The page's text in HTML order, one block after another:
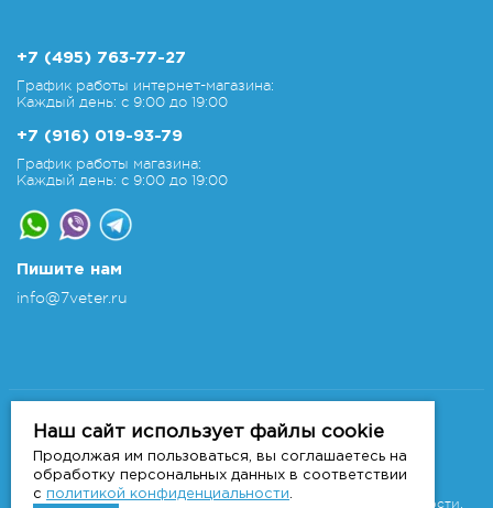
+7 (495) 763-77-27
График работы интернет-магазина:
Каждый день: с 9:00 до 19:00
+7 (916) 019-93-79
График работы магазина:
Каждый день: с 9:00 до 19:00
Пишите нам
info@7veter.ru
Интернет-магазин "На Семи Ветрах". Все права
Информация не является публичной офертой, которая
определяется
положениями Статьи 437 ГК РФ.Политика конфиденциальности.
Наш сайт использует файлы cookie
Продолжая им пользоваться, вы соглашаетесь на
обработку персональных данных в соответствии
с политикой конфиденциальности